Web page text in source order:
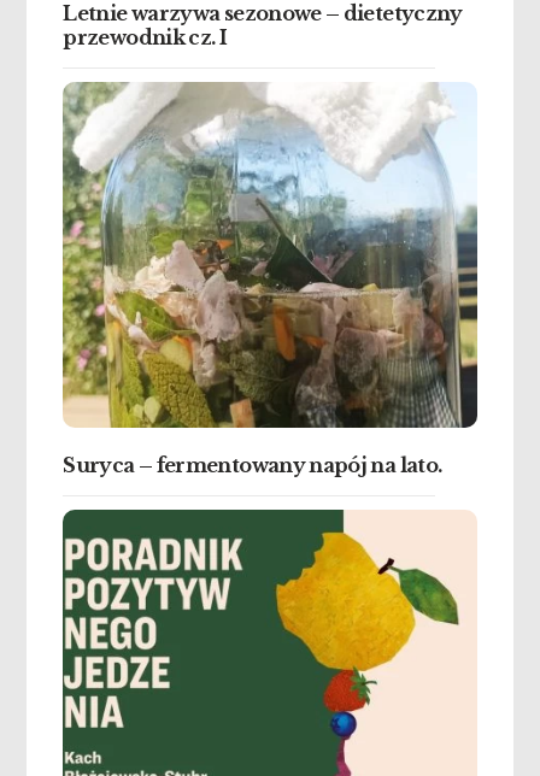
Letnie warzywa sezonowe – dietetyczny
przewodnik cz. I
Suryca – fermentowany napój na lato.